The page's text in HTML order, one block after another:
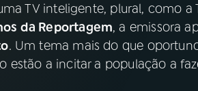
Facebook
TV inteligente, plural, como a
da Reportagem, a emissora
. Um tema mais do que
estão a incitar a população a